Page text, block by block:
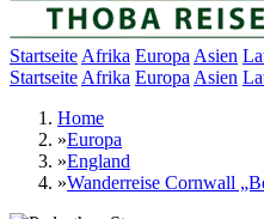
Startseite Afrika Europa Asien
Startseite Afrika Europa Asien
Home
»Europa
»England
»Wanderreise Cornwall